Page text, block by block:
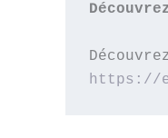
https://